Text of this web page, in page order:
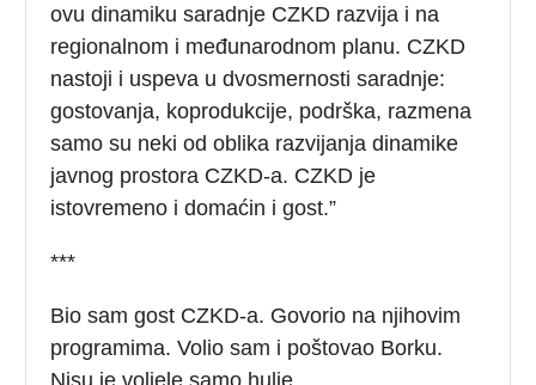
ovu dinamiku saradnje CZKD razvija i na
regionalnom i međunarodnom planu. CZKD
nastoji i uspeva u dvosmernosti saradnje:
gostovanja, koprodukcije, podrška, razmena
samo su neki od oblika razvijanja dinamike
javnog prostora CZKD-a. CZKD je
istovremeno i domaćin i gost.”
***
Bio sam gost CZKD-a. Govorio na njihovim
programima. Volio sam i poštovao Borku.
Nisu je voljele samo hulje.